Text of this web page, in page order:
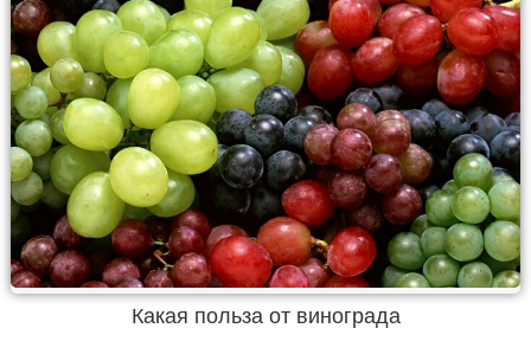
Какая польза от винограда